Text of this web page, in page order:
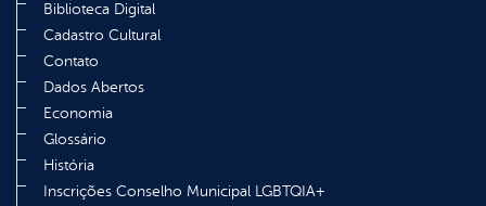
Biblioteca Digital
Cadastro Cultural
Contato
Dados Abertos
Economia
Glossário
História
Inscrições Conselho Municipal LGBTQIA+